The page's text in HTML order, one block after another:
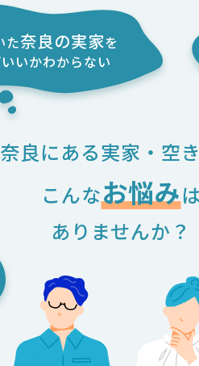
奈良にある実家・空
こんなお悩みは
ありませんか？
た奈良の実家を
いかわからない